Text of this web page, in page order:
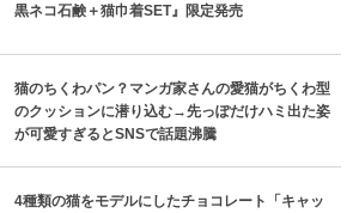
黒ネコ石鹸＋猫巾着SET』限定発売
猫のちくわパン？マンガ家さんの愛猫がちくわ型
のクッションに潜り込む→先っぽだけハミ出た姿
が可愛すぎるとSNSで話題沸騰
4種類の猫をモデルにしたチョコレート「キャッ